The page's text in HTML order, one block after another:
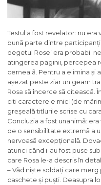
Testul a fost revelator: nu
bunã parte dintre
degetul Rosei era probabil
atingerea paginii, percepea
cernealã. Pentru a elimina și
așezat peste ziar un geam
Rosa sã încerce sã citeascã.
citi caracterele mici (de
greșealã titlurile scrise cu
Concluzia a fost unanimã:
de o sensibilitate extremã a
nervoasã excepționalã.
atunci când i-au fost puse
care Rosa le-a descris în
– Vãd niște soldați care
caschete și puști. Deasupra